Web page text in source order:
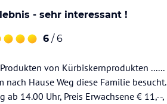
- sehr interessant !
6 / 6
von Kürbiskernprodukten ......
Hause Weg diese Familie besucht.
14.00 Uhr, Preis Erwachsene €